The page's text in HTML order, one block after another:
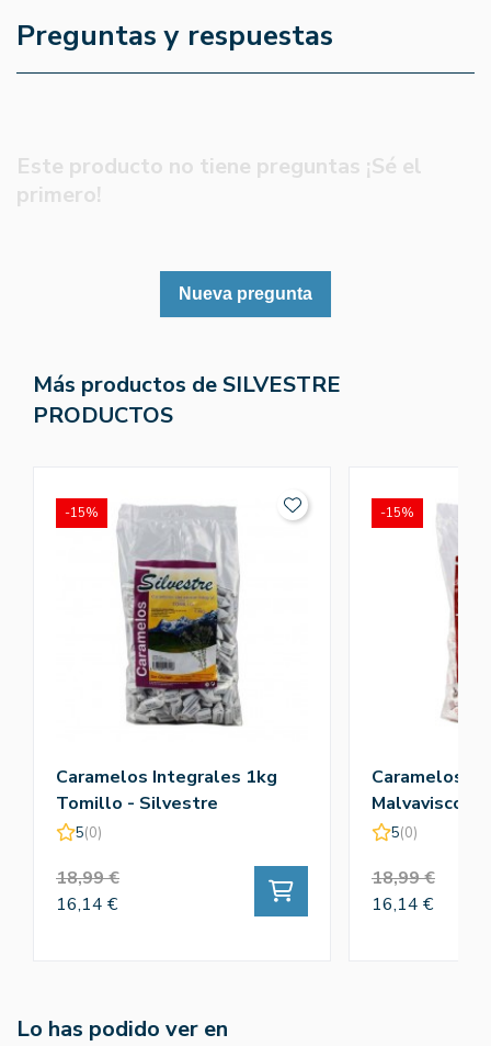
Preguntas y respuestas
Este producto no tiene preguntas ¡Sé el
primero!
Nueva pregunta
Más productos de SILVESTRE
PRODUCTOS
Caramelos Integrales 1kg
Tomillo - Silvestre
5(0)
18,99 €
16,14 €
-15%
Caramelos
Malvavisco -
5(0)
18,99 €
16,14 €
-15%
Lo has podido ver en